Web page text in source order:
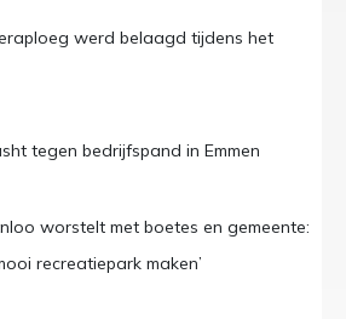
werd belaagd tijdens het
tegen bedrijfspand in Emmen
worstelt met boetes en gemeente:
recreatiepark maken’